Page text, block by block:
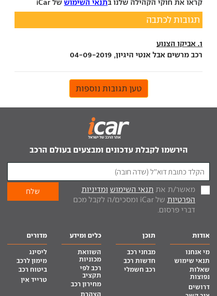
קראו את חוקי הקהילה שלנו בתנאי השימוש של iCar
תגובות לכתבה
1. אביקו הצנוע
רכב מרשים אבל אנטי היגיון, 04-09-2019
טען תגובות נוספות
הירשמו לקבלת עדכונים ומבצעים בעולם הרכב
מאשר/ת את תנאי השימוש ומדיניות
הפרטיות
של iCar ומסכים/ה לקבל מכם
דברי פרסום.
אודות
מי אנחנו
תנאי שימוש
שאלות
נפוצות
דרושים
תוכן
מבחני רכב
חדשות רכב
רכב חשמלי
כלים ומידע
השוואת
מכוניות
רכב לפי
תקציב
מחירון רכב
מדורים
ליסינג
מימון לרכב
ביטוח רכב
טרייד אין